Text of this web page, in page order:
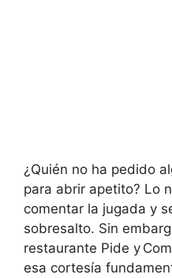
¿Quién no ha pedido
para abrir apetito? Lo
comentar la jugada y
sobresalto. Sin
restaurante Pide y
esa cortesía